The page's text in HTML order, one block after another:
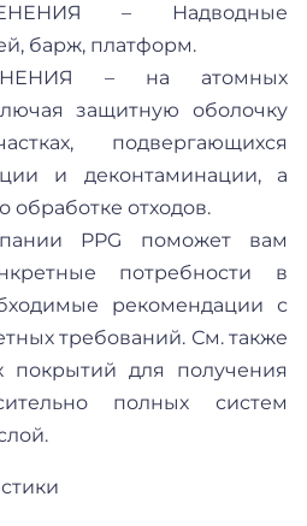
– Надводные
барж, платформ.
– на атомных
защитную оболочку
подвергающихся
и деконтаминации, а
обработке отходов.
PPG поможет вам
потребности в
рекомендации с
требований. См. также
покрытий для получения
полных систем